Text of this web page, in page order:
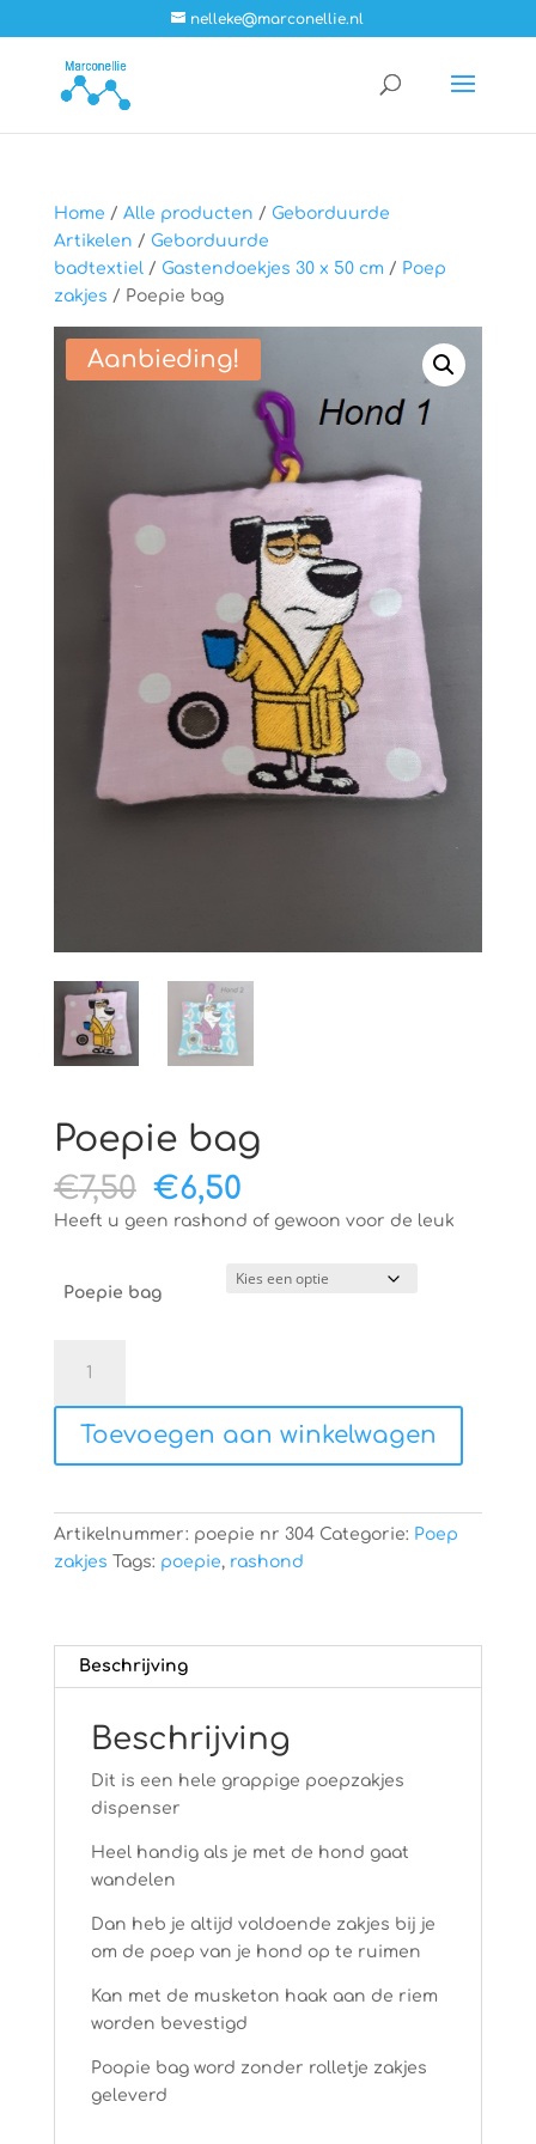
nelleke@marconellie.nl
Home / Alle producten / Geborduurde
Artikelen / Geborduurde
badtextiel/ Gastendoekjes 30 x 50 cm / Poep
zakjes / Poepie bag
Aanbieding!
Poepie bag
€7,50 Oorspronkelijke
prijs
€7,50.
€6,50Huidige
prijs
€6,50.
Heeft u geen rashond of gewoon voor de leuk
Poepie bag
aantal
Toevoegen aan winkelwagen
Artikelnummer: poepie nr 304 Categorie: Poep
zakjes Tags: poepie, rashond
Beschrijving
Beschrijving
Dit is een hele grappige poepzakjes
dispenser
Heel handig als je met de hond gaat
wandelen
Dan heb je altijd voldoende zakjes bij je
om de poep van je hond op te ruimen
Kan met de musketon haak aan de riem
worden bevestigd
Poopie bag word zonder rolletje zakjes
geleverd